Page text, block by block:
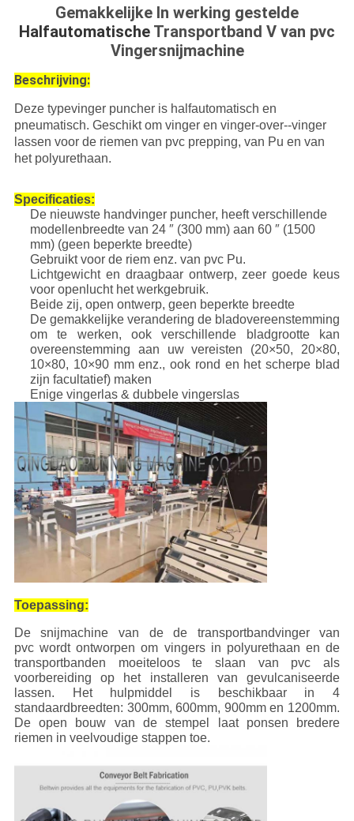
Gemakkelijke In werking gestelde
Halfautomatische Transportband V van pvc
Vingersnijmachine
Beschrijving:
Deze typevinger puncher is halfautomatisch en
pneumatisch. Geschikt om vinger en vinger-over--vinger
lassen voor de riemen van pvc prepping, van Pu en van
het polyurethaan.
Specificaties:
De nieuwste handvinger puncher, heeft verschillende
modellenbreedte van 24 ″ (300 mm) aan 60 ″ (1500
mm) (geen beperkte breedte)
Gebruikt voor de riem enz. van pvc Pu.
Lichtgewicht en draagbaar ontwerp, zeer goede keus
voor openlucht het werkgebruik.
Beide zij, open ontwerp, geen beperkte breedte
De gemakkelijke verandering de bladovereenstemming
om te werken, ook verschillende bladgrootte kan
overeenstemming aan uw vereisten (20×50, 20×80,
10×80, 10×90 mm enz., ook rond en het scherpe blad
zijn facultatief) maken
Enige vingerlas & dubbele vingerslas
Toepassing:
De snijmachine van de de transportbandvinger van
pvc wordt ontworpen om vingers in polyurethaan en de
transportbanden moeiteloos te slaan van pvc als
voorbereiding op het installeren van gevulcaniseerde
lassen. Het hulpmiddel is beschikbaar in 4
standaardbreedten: 300mm, 600mm, 900mm en 1200mm.
De open bouw van de stempel laat ponsen bredere
riemen in veelvoudige stappen toe.